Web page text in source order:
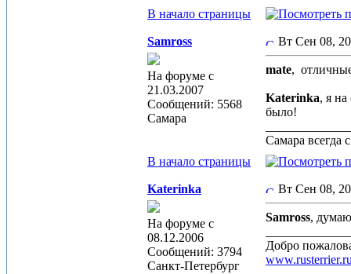
В начало страницы
Samross
На форуме с
21.03.2007
Сообщений: 5568
Самара
Вт Сен 08,
mate,
Katerinka, я
было!
Самара всегда
В начало страницы
Katerinka
На форуме с
08.12.2006
Сообщений: 3794
Санкт-Петербург
Вт Сен 08,
Samross,
Добро